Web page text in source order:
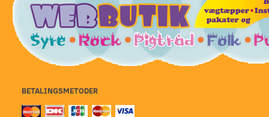
BETALINGSMETODER